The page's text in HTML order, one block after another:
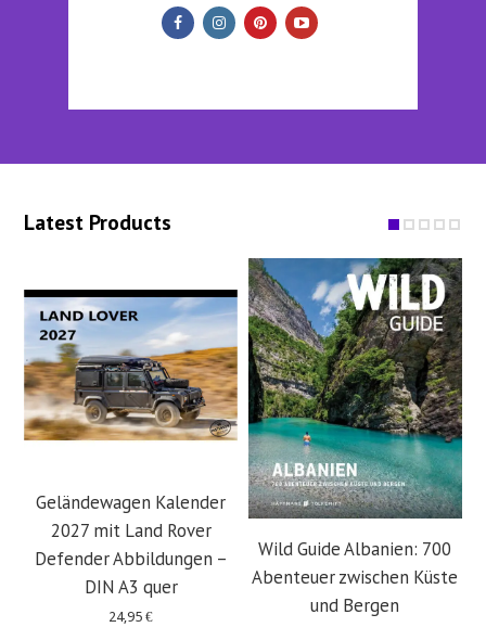
Latest Products
Geländewagen Kalender
2027 mit Land Rover
Defender Abbildungen –
DIN A3 quer
24,95€
Wild Guide Albanien: 700
Abenteuer zwischen Küste
und Bergen